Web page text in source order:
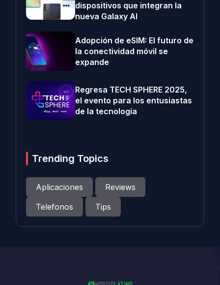
dispositivos que integran la
nueva Galaxy AI
Adopción de eSIM: El futuro de
la conectividad móvil se
expande
Regresa TECH SPHERE 2025,
el evento para los entusiastas
de la tecnología
Trending Topics
Aplicaciones
Reviews
Telefonos
Tips